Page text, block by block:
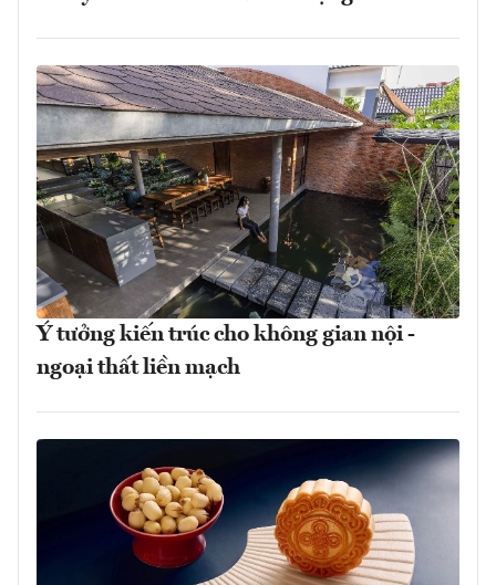
Ý tưởng kiến trúc cho không gian nội -
ngoại thất liền mạch